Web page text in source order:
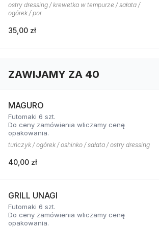
ostry dressing / krewetka w tempurze / sałata /
ogórek / por
35,00 zł
ZAWIJAMY ZA 40
MAGURO
Futomaki 6 szt.
Do ceny zamówienia wliczamy cenę
opakowania.
tuńczyk / ogórek / oshinko / sałata / ostry dressing
40,00 zł
GRILL UNAGI
Futomaki 6 szt.
Do ceny zamówienia wliczamy cenę
opakowania.